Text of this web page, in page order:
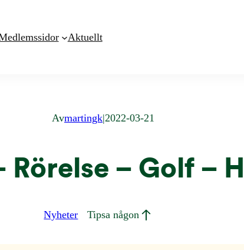
Aktuellt
Avmartingk|2022-03-21
Rörelse – Golf –
Nyheter Tipsa någon